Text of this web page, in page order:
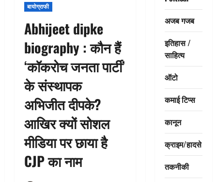
बायोग्राफी
Abhijeet dipke
biography : कौन हैं
‘कॉकरोच जनता पार्टी’
के संस्थापक
अभिजीत दीपके?
आखिर क्यों सोशल
मीडिया पर छाया है
CJP का नाम
अजब गजब
इतिहास /
साहित्य
ऑटो
कमाई टिप्स
कानून
क्राइम/हादसे
तकनीकी